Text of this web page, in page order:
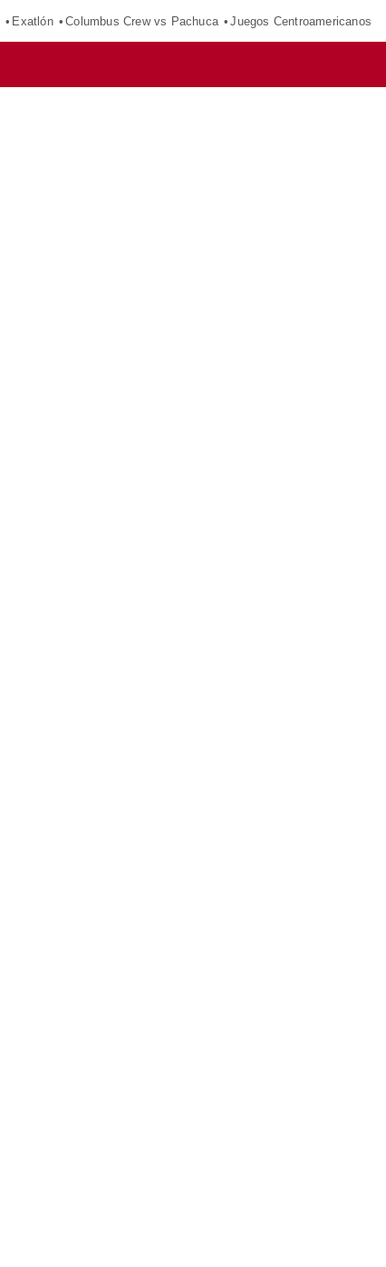
Exatlón Columbus Crew vs Pachuca Juegos Centroamericanos